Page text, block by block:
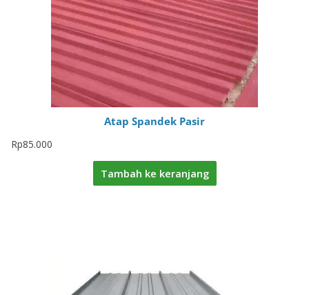
Atap Spandek Pasir
Rp85.000
Tambah ke keranjang